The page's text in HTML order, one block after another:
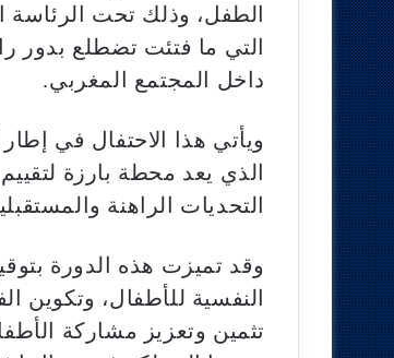
الطفل، وذلك تحت الرئاسة
التي ما فتئت تضطلع بدور
داخل المجتمع المغربي.
ويأتي هذا الاحتفال في
الذي يعد محطة بارزة
التحديات الراهنة
وقد تميزت هذه الدورة
النفسية للأطفال، وتكوين
تثمين وتعزيز مشاركة